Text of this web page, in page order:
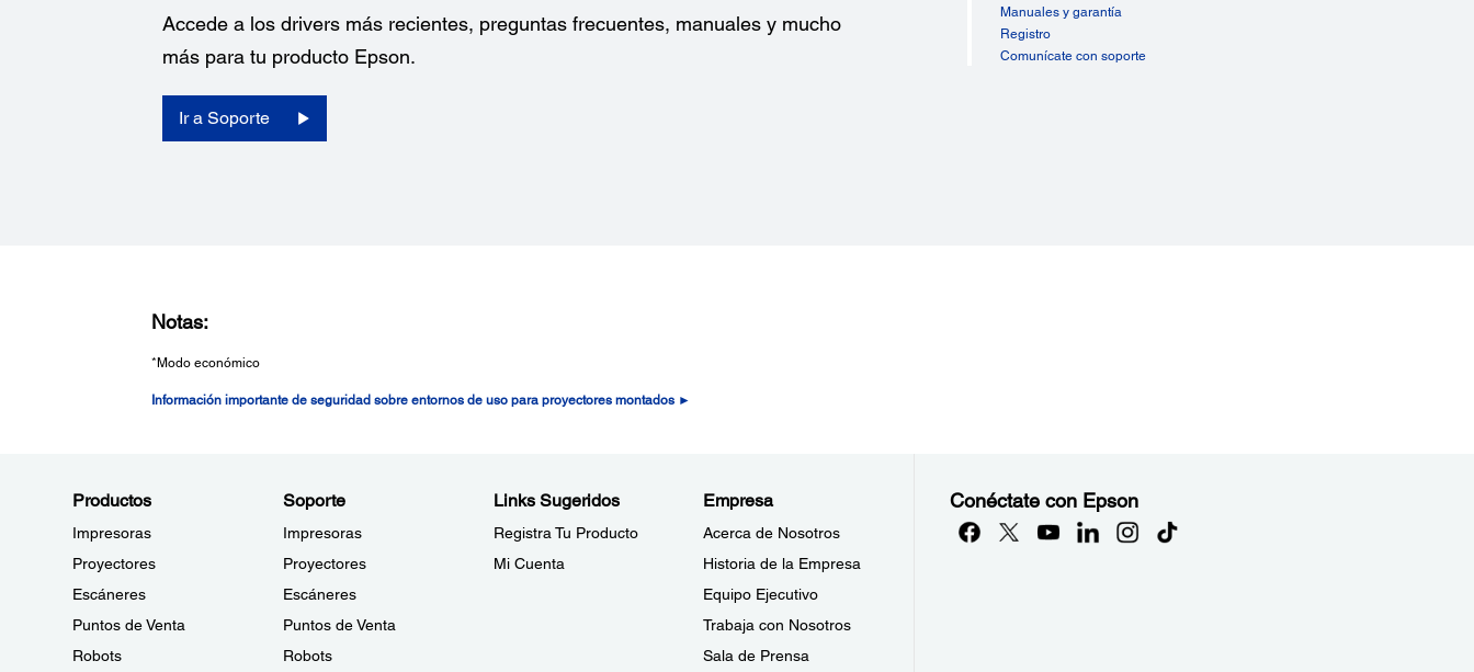
Accede a los drivers más recientes, preguntas frecuentes, manuales y mucho
más para tu producto Epson.
Ir a Soporte
Manuales y garantía
Registro
Comunícate con soporte
Notas:
*Modo económico
Información importante de seguridad sobre entornos de uso para proyectores montados ►
Productos
Impresoras
Proyectores
Escáneres
Puntos de Venta
Robots
Soporte
Impresoras
Proyectores
Escáneres
Puntos de Venta
Robots
Links Sugeridos
Registra Tu Producto
Mi Cuenta
Empresa
Acerca de Nosotros
Historia de la Empresa
Equipo Ejecutivo
Trabaja con Nosotros
Sala de Prensa
Conéctate con Epson